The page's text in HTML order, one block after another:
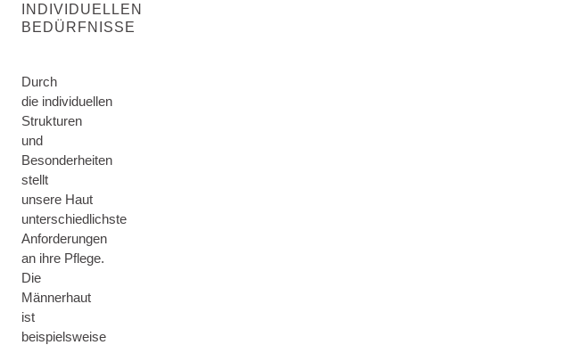
INDIVIDUELLEN
BEDÜRFNISSE
Durch
die individuellen
Strukturen
und
Besonderheiten
stellt
unsere Haut
unterschiedlichste
Anforderungen
an ihre Pflege.
Die
Männerhaut
ist
beispielsweise